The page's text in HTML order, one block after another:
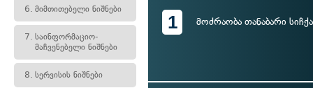
6. მიმთითებელი ნიშნები
7. საინფორმაციო-
მაჩვენებელი ნიშნები
8. სერვისის ნიშნები
1 მოძრაობა თანაბარი